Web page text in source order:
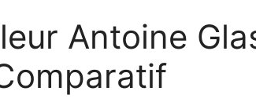
Antoine